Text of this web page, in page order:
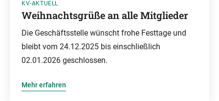
KV-AKTUELL
Weihnachtsgrüße an alle Mitglieder
Die Geschäftsstelle wünscht frohe Festtage und
bleibt vom 24.12.2025 bis einschließlich
02.01.2026 geschlossen.
Mehr erfahren